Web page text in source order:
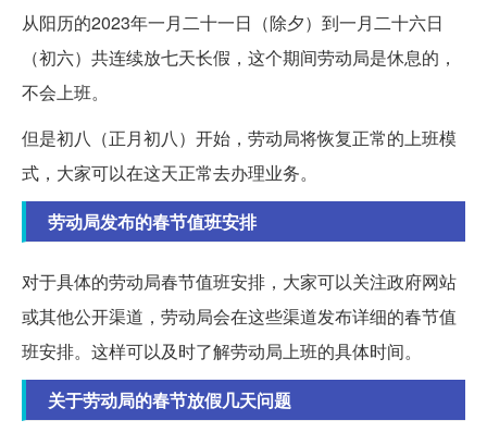
从阳历的2023年一月二十一日（除夕）到一月二十六日
（初六）共连续放七天长假，这个期间劳动局是休息的，
不会上班。
但是初八（正月初八）开始，劳动局将恢复正常的上班模
式，大家可以在这天正常去办理业务。
劳动局发布的春节值班安排
对于具体的劳动局春节值班安排，大家可以关注政府网站
或其他公开渠道，劳动局会在这些渠道发布详细的春节值
班安排。这样可以及时了解劳动局上班的具体时间。
关于劳动局的春节放假几天问题